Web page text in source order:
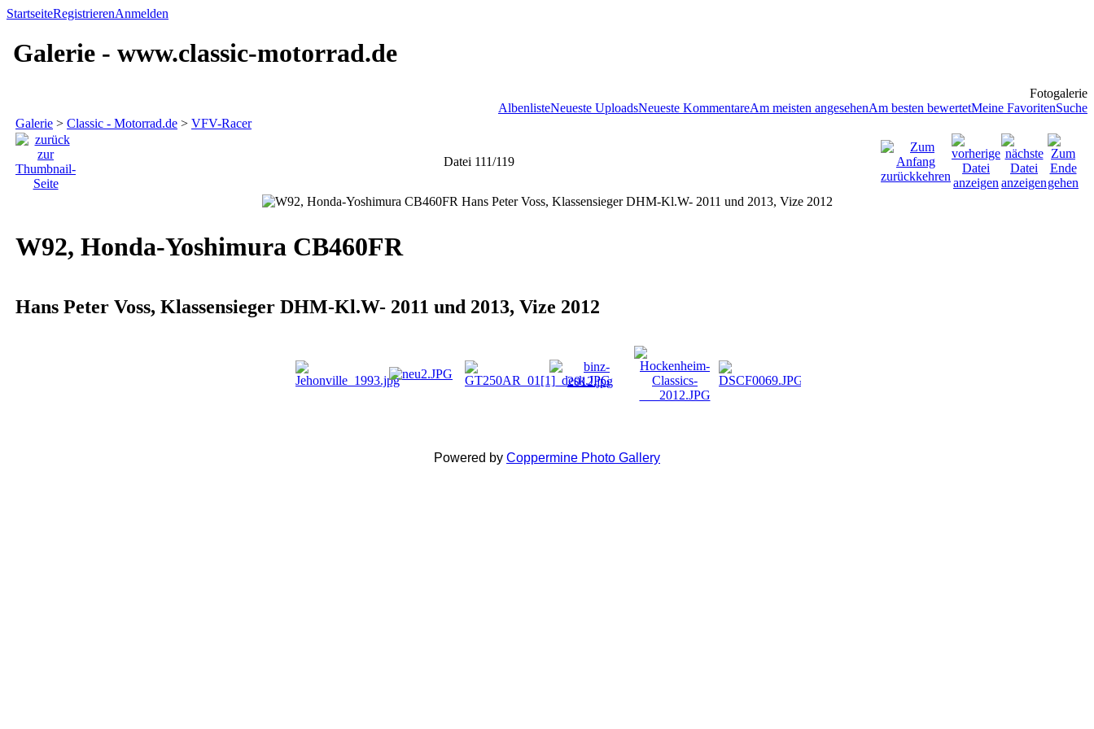
StartseiteRegistrierenAnmelden
Galerie - www.classic-motorrad.de
Fotogalerie
AlbenlisteNeueste UploadsNeueste KommentareAm meisten angesehenAm besten bewertetMeine FavoritenSuche
Galerie > Classic - Motorrad.de > VFV-Racer
Datei 111/119
W92, Honda-Yoshimura CB460FR
Hans Peter Voss, Klassensieger DHM-Kl.W- 2011 und 2013, Vize 2012
Powered by Coppermine Photo Gallery